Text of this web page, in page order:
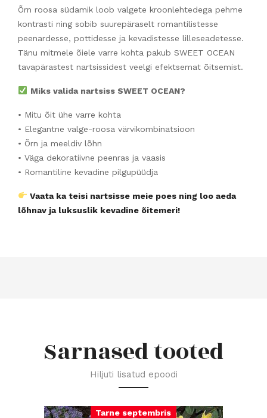
Õrn roosa südamik loob valgete kroonlehtedega pehme
kontrasti ning sobib suurepäraselt romantilistesse
peenardesse, pottidesse ja kevadistesse lilleseadetesse.
Tänu mitmele õiele varre kohta pakub SWEET OCEAN
tavapärastest nartsissidest veelgi efektsemat õitsemist.
Miks valida nartsiss SWEET OCEAN?
• Mitu õit ühe varre kohta
• Elegantne valge-roosa värvikombinatsioon
• Õrn ja meeldiv lõhn
• Väga dekoratiivne peenras ja vaasis
• Romantiline kevadine pilgupüüdja
Vaata ka teisi nartsisse meie poes ning loo aeda
lõhnav ja luksuslik kevadine õitemeri!
Sarnased tooted
Hiljuti lisatud epoodi
Tarne septembris